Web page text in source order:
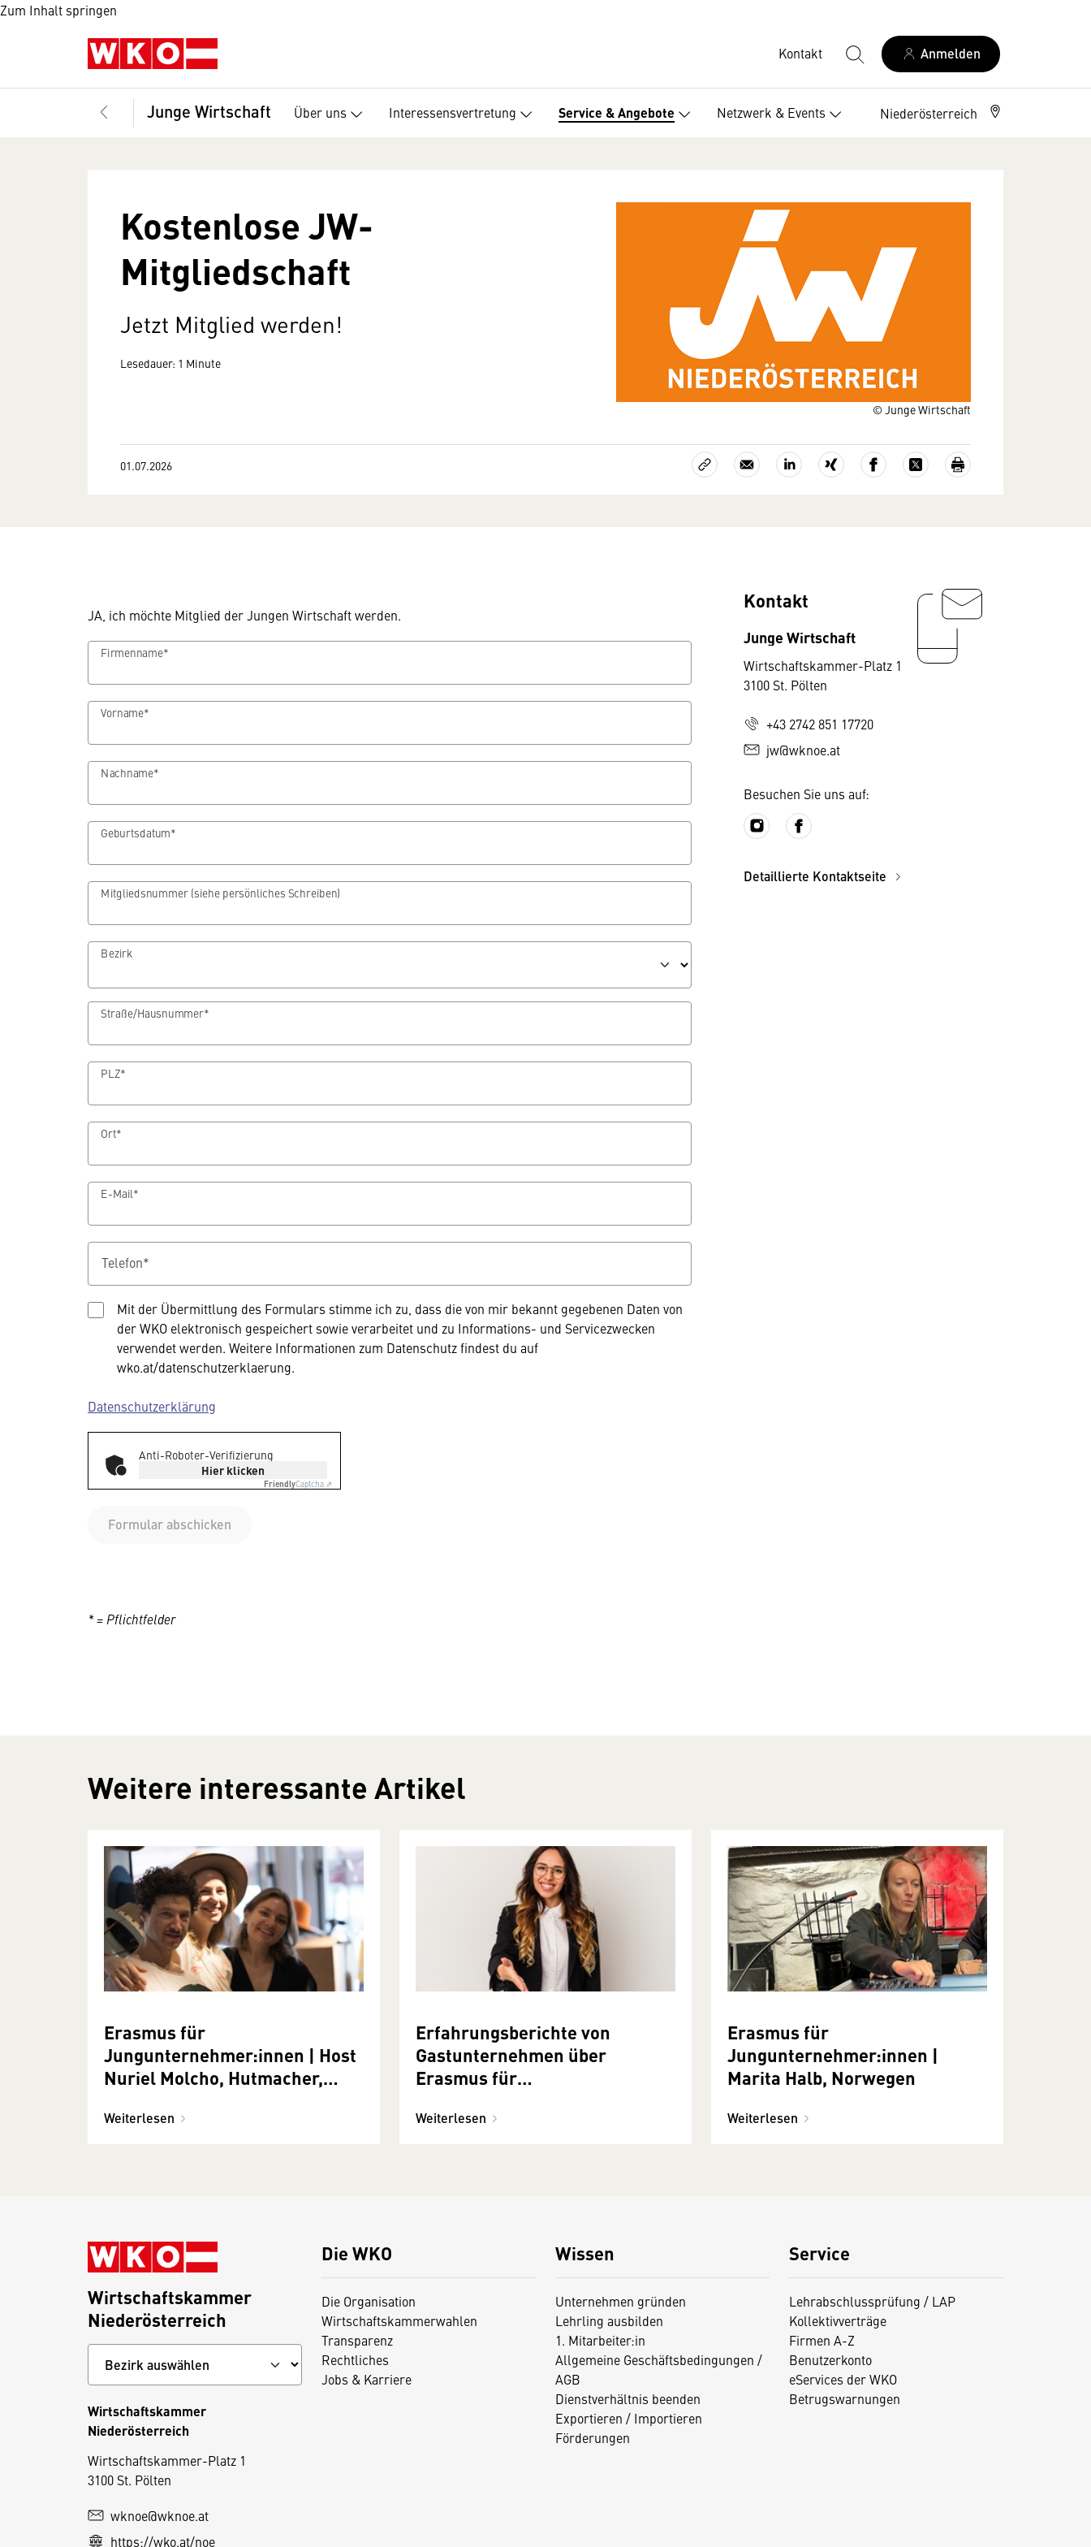
Zum Inhalt springen
Kontakt Anmelden
Junge Wirtschaft Über uns Interessensvertretung Service & Angebote Netzwerk & Events Niederösterreich
© Junge Wirtschaft
Kostenlose JW-
Mitgliedschaft
Jetzt Mitglied werden!
Lesedauer: 1 Minute
01.07.2026
JA, ich möchte Mitglied der Jungen Wirtschaft werden.
Firmenname*
Vorname*
Nachname*
Geburtsdatum*
Mitgliedsnummer (siehe persönliches Schreiben)
Bezirk
Straße/Hausnummer*
PLZ*
Ort*
E-Mail*
Telefon*
Mit der Übermittlung des Formulars stimme ich zu, dass die von mir bekannt gegebenen Daten von
der WKO elektronisch gespeichert sowie verarbeitet und zu Informations- und Servicezwecken
verwendet werden. Weitere Informationen zum Datenschutz findest du auf
wko.at/datenschutzerklaerung.
Datenschutzerklärung
Anti-Roboter-Verifizierung
Hier klicken
FriendlyCaptcha ⇗
Formular abschicken
* = Pflichtfelder
Kontakt
Junge Wirtschaft
Wirtschaftskammer-Platz 1
3100 St. Pölten
+43 2742 851 17720
jw@wknoe.at
Besuchen Sie uns auf:
Detaillierte Kontaktseite
Weitere interessante Artikel
Erasmus für
Jungunternehmer:innen | Host
Nuriel Molcho, Hutmacher,
Weiterlesen
Erfahrungsberichte von
Gastunternehmen über
Erasmus für
Weiterlesen
Erasmus für
Jungunternehmer:innen |
Marita Halb, Norwegen
Weiterlesen
Die WKO
Die Organisation
Wirtschaftskammerwahlen
Transparenz
Rechtliches
Jobs & Karriere
Wissen
Unternehmen gründen
Lehrling ausbilden
1. Mitarbeiter:in
Allgemeine Geschäftsbedingungen /
AGB
Dienstverhältnis beenden
Exportieren / Importieren
Förderungen
Service
Lehrabschlussprüfung / LAP
Kollektivverträge
Firmen A-Z
Benutzerkonto
eServices der WKO
Betrugswarnungen
Wirtschaftskammer
Niederösterreich
Wirtschaftskammer
Niederösterreich
Wirtschaftskammer-Platz 1
3100 St. Pölten
wknoe@wknoe.at
https://wko.at/noe